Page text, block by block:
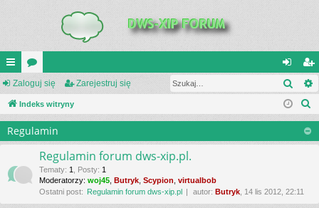
UI
C
K
_L
IN
or
a
al
og
si
ar
ej
es
tru
Zaloguj się Zarejestruj się
Indeks witryny
Regulamin
Regulamin forum dws-xip.pl.
Tematy: 1 Posty: 1
Moderatorzy: woj45 Butryk Scypion virtualbob
Ostatni post: Regulamin forum dws-xip.pl autor: Butryk , 14 lis 2012, 22:11